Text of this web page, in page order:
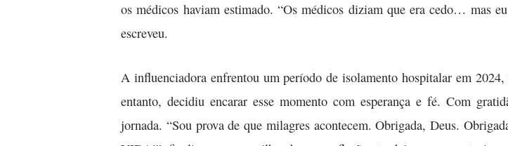
os médicos haviam estimado. “Os médicos diziam que era cedo… mas
escreveu.
A influenciadora enfrentou um período de isolamento hospitalar em
entanto, decidiu encarar esse momento com esperança e fé. Com
jornada. “Sou prova de que milagres acontecem. Obrigada, Deus.